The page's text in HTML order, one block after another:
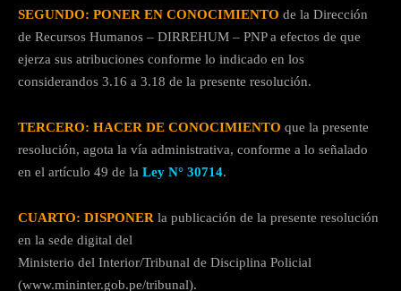
SEGUNDO: PONER EN CONOCIMIENTO de la Dirección
de Recursos Humanos – DIRREHUM – PNP a efectos de que
ejerza sus atribuciones conforme lo indicado en los
considerandos 3.16 a 3.18 de la presente resolución.
TERCERO: HACER DE CONOCIMIENTO que la presente
resolución, agota la vía administrativa, conforme a lo señalado
en el artículo 49 de la Ley N° 30714.
CUARTO: DISPONER la publicación de la presente resolución
en la sede digital del
Ministerio del Interior/Tribunal de Disciplina Policial
(www.mininter.gob.pe/tribunal).